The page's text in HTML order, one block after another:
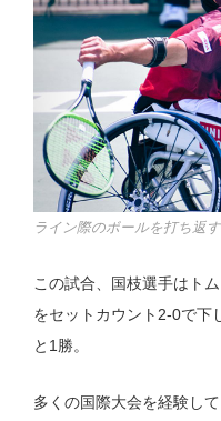
ライン際のボールを打ち返
この試合、国枝選手はト
をセットカウント2-0で下
と1勝。
多くの国際大会を経験し